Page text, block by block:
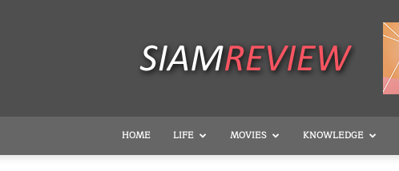
HOME LIFE MOVIES KNOWLEDGE